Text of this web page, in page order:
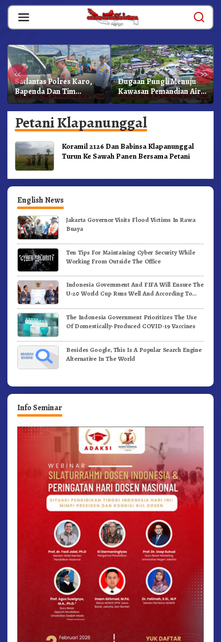
Skip
content
« »
Satlantas Polres Karo,
Bapenda Dan Tim
Lainnya Gelar Oprasi
Sadar Pajak Kenderaan
Dugaan Pungli Menuju
Kawasan Pemandian Air
Panas Semangat Gunung
– Doulu Foto Dan
Videokan!
Petani Klapanunggal
Koramil 2126 Dan Babinsa Klapanunggal
Turun Ke Sawah Panen Bersama Petani
English News
Jakarta Governor Visits Flood Victims In Rawa
Buaya
Ten Tips For Maintaining Cyber Security While
Working From Outside The Office
Indonesia Government And FIFA Will Ensure The
U-20 World Cup Runs Well And According To
The Indonesia Government Prioritizes The Use
Of Domestically-Produced COVID-19 Vaccines
Besides Google, This Is A Popular Search Engine
Alternative In The World
Info Seminar